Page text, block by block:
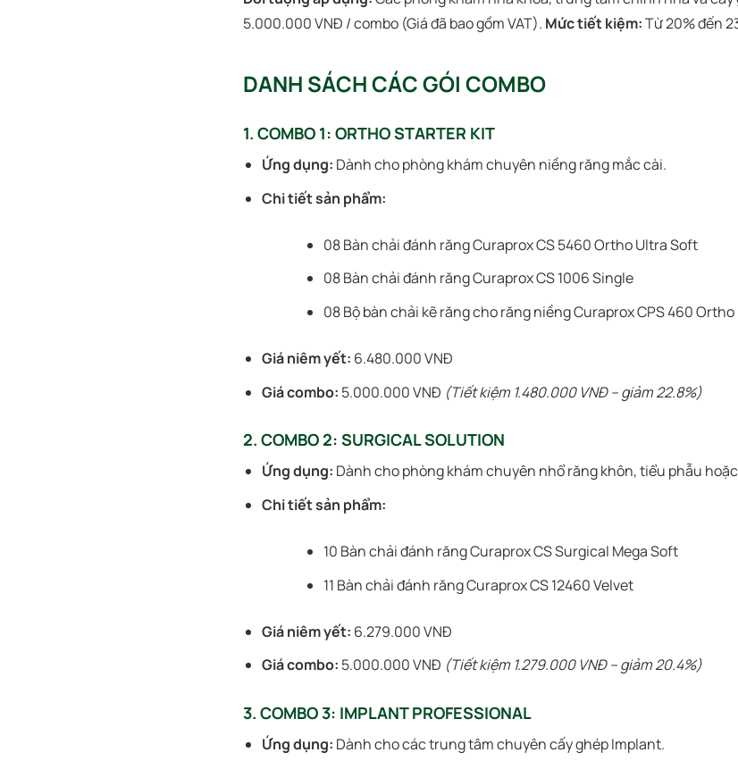
5.000.000 VNĐ / combo (Giá đã bao gồm VAT). Mức tiết kiệm:Từ 20% đến
DANH SÁCH CÁC GÓI COMBO
1. COMBO 1: ORTHO STARTER KIT
Ứng dụng: Dành cho phòng khám chuyên niềng răng mắc cài.
Chi tiết sản phẩm:
08 Bàn chải đánh răng Curaprox CS 5460 Ortho Ultra Soft
08 Bàn chải đánh răng Curaprox CS 1006 Single
08 Bộ bàn chải kẽ răng cho răng niềng Curaprox CPS 460
Giá niêm yết: 6.480.000 VNĐ
Giá combo: 5.000.000 VNĐ (Tiết kiệm 1.480.000 VNĐ – giảm 22.8%)
2. COMBO 2: SURGICAL SOLUTION
Ứng dụng: Dành cho phòng khám chuyên nhổ răng khôn, tiểu phẫu
Chi tiết sản phẩm:
10 Bàn chải đánh răng Curaprox CS Surgical Mega Soft
11 Bàn chải đánh răng Curaprox CS 12460 Velvet
Giá niêm yết: 6.279.000 VNĐ
Giá combo: 5.000.000 VNĐ (Tiết kiệm 1.279.000 VNĐ – giảm 20.4%)
3. COMBO 3: IMPLANT PROFESSIONAL
Ứng dụng: Dành cho các trung tâm chuyên cấy ghép Implant.